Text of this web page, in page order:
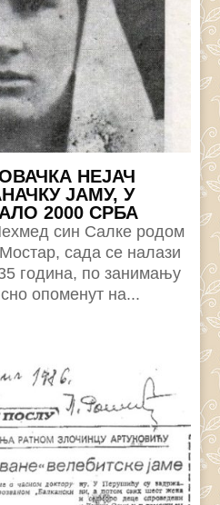
НЕЈАЧ
ЈАМУ, У
2000 СРБА
син Салке родом
сада се налази
година, по занимању
опоменут на...